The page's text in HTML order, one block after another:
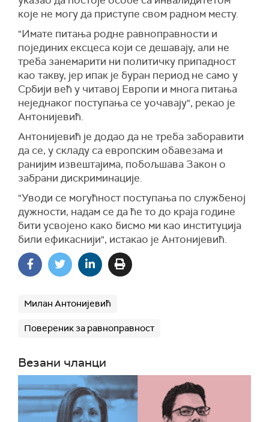
које не могу да приступе свом радном месту.
"Имате питања родне равноправности и
појединих ексцеса који се дешавају, али не
треба занемарити ни политичку припадност
као такву, јер ипак је буран период не само у
Србији већ у читавој Европи и многа питања
неједнаког поступања се уочавају", рекао је
Антонијевић.
Антонијевић је додао да не треба заборавити
да се, у складу са европским обавезама и
ранијим извештајима, побољшава Закон о
забрани дискриминације.
"Уводи се могућност поступања по службеној
дужности, надам се да ће то до краја године
бити усвојено како бисмо ми као институција
били ефикаснији", истакао је Антонијевић.
Милан Антонијевић
Повереник за равноправност
Везани чланци